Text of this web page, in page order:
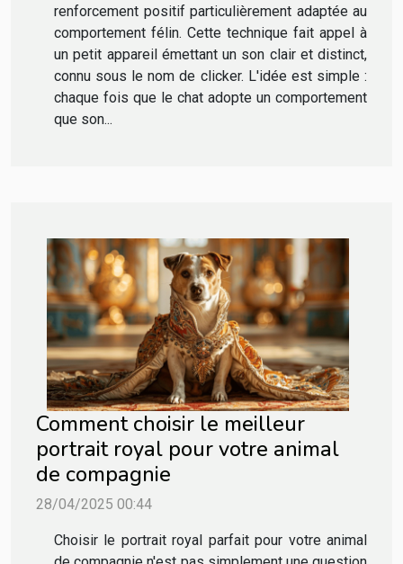
renforcement positif particulièrement adaptée au
comportement félin. Cette technique fait appel à
un petit appareil émettant un son clair et distinct,
connu sous le nom de clicker. L'idée est simple :
chaque fois que le chat adopte un comportement
que son...
Comment choisir le meilleur
portrait royal pour votre animal
de compagnie
28/04/2025 00:44
Choisir le portrait royal parfait pour votre animal